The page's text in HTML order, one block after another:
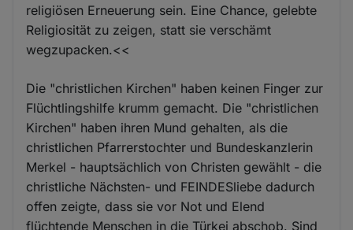
religiösen Erneuerung sein. Eine Chance, gelebte
Religiosität zu zeigen, statt sie verschämt
wegzupacken.<<
Die "christlichen Kirchen" haben keinen Finger zur
Flüchtlingshilfe krumm gemacht. Die "christlichen
Kirchen" haben ihren Mund gehalten, als die
christlichen Pfarrerstochter und Bundeskanzlerin
Merkel - hauptsächlich von Christen gewählt - die
christliche Nächsten- und FEINDESliebe dadurch
offen zeigte, dass sie vor Not und Elend
flüchtende Menschen in die Türkei abschob. Sind